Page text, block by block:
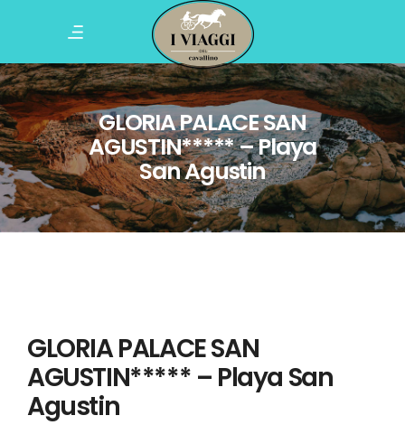
GLORIA PALACE SAN
AGUSTIN***** – Playa
San Agustin
GLORIA PALACE SAN
AGUSTIN***** – Playa San
Agustin